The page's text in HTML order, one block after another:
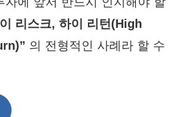
리스크, 하이 리턴(High
의 전형적인 사례라 할 수